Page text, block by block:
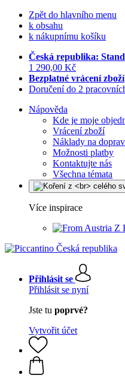
Zpět do hlavního menu
k obsahu
k nákupnímu košíku
Česká republika:
1 290,00 Kč
Bezplatné vrácení zboží
Doručení do 2
Nápověda
Kde je moje
Vrácení zboží
Náklady na
Možnosti platby
Kontaktujte nás
Všechna témata
Více inspirace
Z
Přihlásit se
Přihlásit se nyní
Jste tu poprvé?
Vytvořit účet